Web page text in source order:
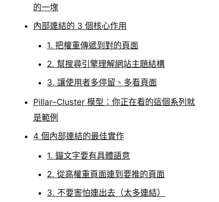
的一塊
內部連結的 3 個核心作用
1. 把權重傳遞到對的頁面
2. 幫搜尋引擎理解網站主題結構
3. 讓使用者多停留、多看頁面
Pillar–Cluster 模型：你正在看的這個系列就
是範例
4 個內部連結的最佳實作
1. 錨文字要有具體語意
2. 從高權重頁面連到要推的頁面
3. 不要害怕連出去（太多連結）